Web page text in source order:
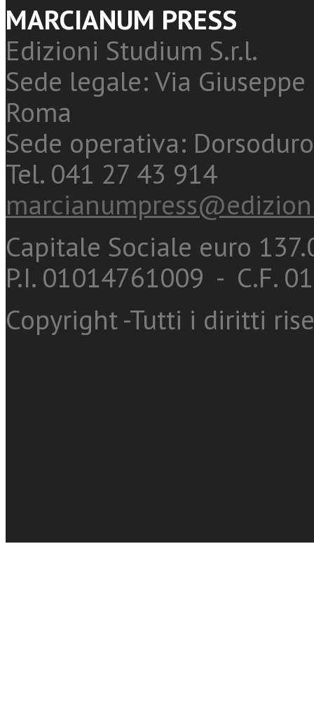
MARCIANUM PRESS
Edizioni Studium S.r.l.
Sede legale: Via
Roma
Sede operativa:
Tel. 041 27 43 914
Capitale Sociale euro
P.I. 01014761009 - C.F.
Copyright -Tutti i diritti